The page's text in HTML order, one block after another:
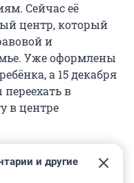
Сейчас её
центр, который
и
Уже оформлены
а 15 декабря
в
в центре
и другие